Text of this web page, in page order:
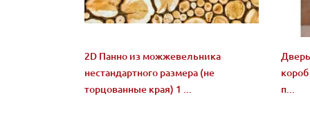
2D Панно из можжевельника
нестандартного размера (не
торцованные края) 1 ...
п...